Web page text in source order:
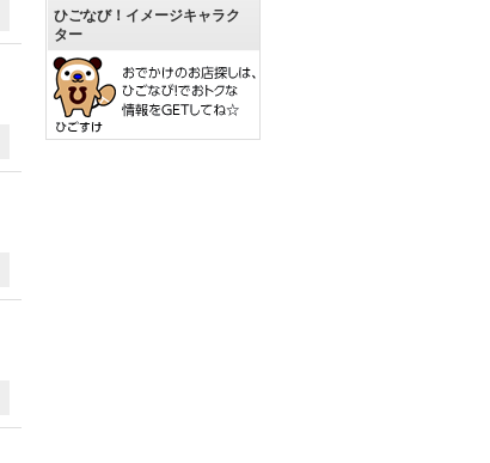
ひごなび！イメージキャラク
ター